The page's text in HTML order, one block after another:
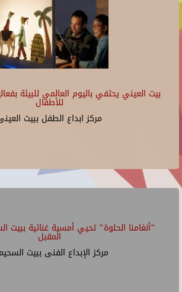
بيت العيني يحتفي باليوم العالمي للبيئة
للأطفال
مركز ابداع الطفل ببيت
"أنغامنا الحلوة" تحيي أمسية غنائية
المقبل
مركز الإبداع الفنى ببيت